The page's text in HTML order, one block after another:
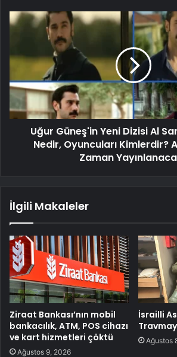
Uğur Güneş'in Yeni Dizisi Al
Nedir, Oyuncuları Kimlerdir?
Zaman
İlgili Makaleler
Ziraat Bankası’nın mobil
bankacılık, ATM, POS cihazı
ve kart hizmetleri çöktü
Ağustos 9, 2026
İsrailli
Ağustos